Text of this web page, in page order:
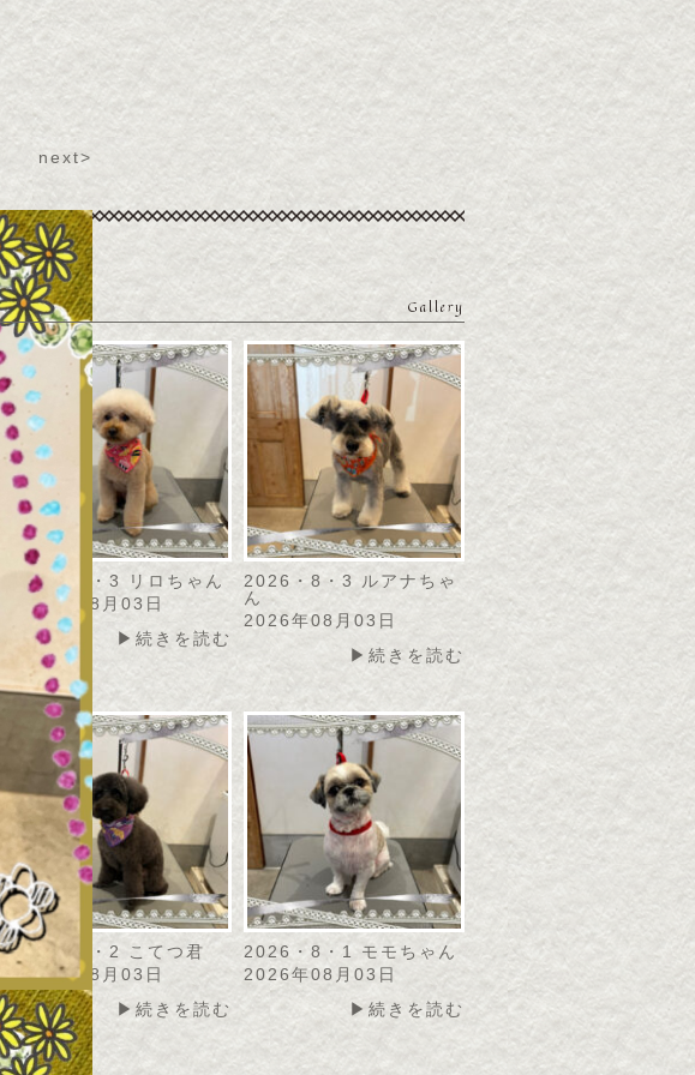
next>
Gallery
2026・8・3 リロちゃん
2026年08月03日
▶続きを読む
2026・8・3 ルアナちゃ
ん
2026年08月03日
▶続きを読む
2026・8・2 こてつ君
2026年08月03日
▶続きを読む
2026・8・1 モモちゃん
2026年08月03日
▶続きを読む